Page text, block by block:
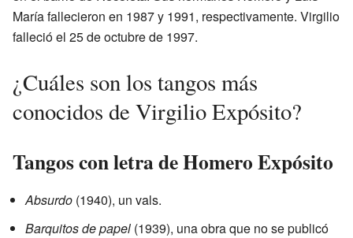
María fallecieron en 1987 y 1991, respectivamente. Virgilio
falleció el 25 de octubre de 1997.
¿Cuáles son los tangos más
conocidos de Virgilio Expósito?
Tangos con letra de Homero Expósito
Absurdo (1940), un vals.
Barquitos de papel (1939), una obra que no se publicó